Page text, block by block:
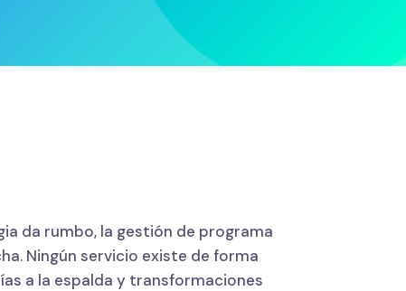
da rumbo, la gestión de programa
Ningún servicio existe de forma
a la espalda y transformaciones